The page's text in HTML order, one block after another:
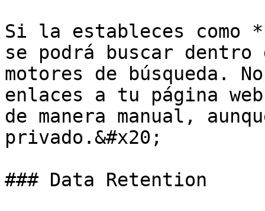
Si la estableces como
se podrá buscar
motores de búsqueda.
enlaces a tu página
de manera manual,
privado.&#x20;
### Data Retention